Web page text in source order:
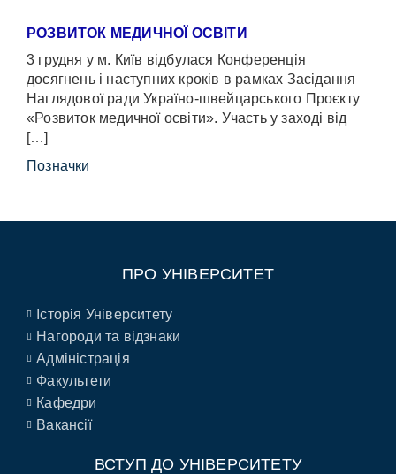
РОЗВИТОК МЕДИЧНОЇ ОСВІТИ
3 грудня у м. Київ відбулася Конференція
досягнень і наступних кроків в рамках Засідання
Наглядової ради Україно-швейцарського Проєкту
«Розвиток медичної освіти». Участь у заході від
[…]
Позначки
ПРО УНІВЕРСИТЕТ
Історія Університету
Нагороди та відзнаки
Адміністрація
Факультети
Кафедри
Вакансії
ВСТУП ДО УНІВЕРСИТЕТУ